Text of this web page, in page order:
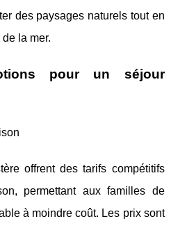
des paysages naturels tout en
la mer.
pour un séjour
offrent des tarifs compétitifs
permettant aux familles de
à moindre coût. Les prix sont